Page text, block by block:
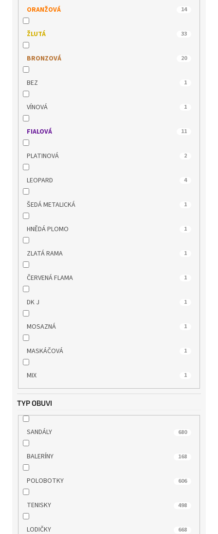
LEE COOPER 57
MACIEJKA 42
MARCO TOZZI 197
MEDILINE 30
MUSTANG 47
NIK 7
OLYMPIKUS 8
PICCADILLY 150
POWER 17
QUO VADIS 67
REGARDE LE CIEL 42
REMONTE 62
RIDER 32
RIEKER 629
ROCK SPRING 4
s.OLIVER 87
SKECHERS 31
TAMARIS
TBS
TOM TAILOR
WILD
WINK
ORANŽOVÁ 14
ŽLUTÁ 33
BRONZOVÁ 20
BEZ 1
VÍNOVÁ 1
FIALOVÁ 11
PLATINOVÁ 2
LEOPARD 4
ŠEDÁ METALICKÁ 1
HNĚDÁ PLOMO 1
ZLATÁ RAMA 1
ČERVENÁ FLAMA 1
DK J 1
MOSAZNÁ 1
MASKÁČOVÁ 1
MIX 1
TYP OBUVI
SANDÁLY 680
BALERÍNY 168
POLOBOTKY 606
TENISKY 498
LODIČKY 668